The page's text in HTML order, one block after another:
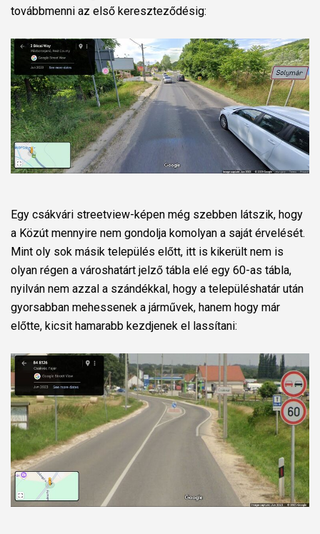
továbbmenni az első kereszteződésig:
Egy csákvári streetview-képen még szebben látszik, hogy
a Közút mennyire nem gondolja komolyan a saját érvelését.
Mint oly sok másik település előtt, itt is kikerült nem is
olyan régen a városhatárt jelző tábla elé egy 60-as tábla,
nyilván nem azzal a szándékkal, hogy a településhatár után
gyorsabban mehessenek a járművek, hanem hogy már
előtte, kicsit hamarabb kezdjenek el lassítani: